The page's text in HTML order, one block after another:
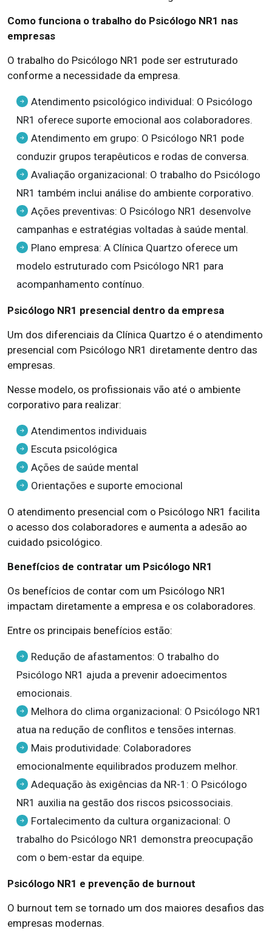
Como funciona o trabalho do Psicólogo NR1 nas
empresas
O trabalho do Psicólogo NR1 pode ser estruturado
conforme a necessidade da empresa.
Atendimento psicológico individual: O Psicólogo
NR1 oferece suporte emocional aos colaboradores.
Atendimento em grupo: O Psicólogo NR1 pode
conduzir grupos terapêuticos e rodas de conversa.
Avaliação organizacional: O trabalho do Psicólogo
NR1 também inclui análise do ambiente corporativo.
Ações preventivas: O Psicólogo NR1 desenvolve
campanhas e estratégias voltadas à saúde mental.
Plano empresa: A Clínica Quartzo oferece um
modelo estruturado com Psicólogo NR1 para
acompanhamento contínuo.
Psicólogo NR1 presencial dentro da empresa
Um dos diferenciais da Clínica Quartzo é o atendimento
presencial com Psicólogo NR1 diretamente dentro das
empresas.
Nesse modelo, os profissionais vão até o ambiente
corporativo para realizar:
Atendimentos individuais
Escuta psicológica
Ações de saúde mental
Orientações e suporte emocional
O atendimento presencial com o Psicólogo NR1 facilita
o acesso dos colaboradores e aumenta a adesão ao
cuidado psicológico.
Benefícios de contratar um Psicólogo NR1
Os benefícios de contar com um Psicólogo NR1
impactam diretamente a empresa e os colaboradores.
Entre os principais benefícios estão:
Redução de afastamentos: O trabalho do
Psicólogo NR1 ajuda a prevenir adoecimentos
emocionais.
Melhora do clima organizacional: O Psicólogo NR1
atua na redução de conflitos e tensões internas.
Mais produtividade: Colaboradores
emocionalmente equilibrados produzem melhor.
Adequação às exigências da NR-1: O Psicólogo
NR1 auxilia na gestão dos riscos psicossociais.
Fortalecimento da cultura organizacional: O
trabalho do Psicólogo NR1 demonstra preocupação
com o bem-estar da equipe.
Psicólogo NR1 e prevenção de burnout
O burnout tem se tornado um dos maiores desafios das
empresas modernas.